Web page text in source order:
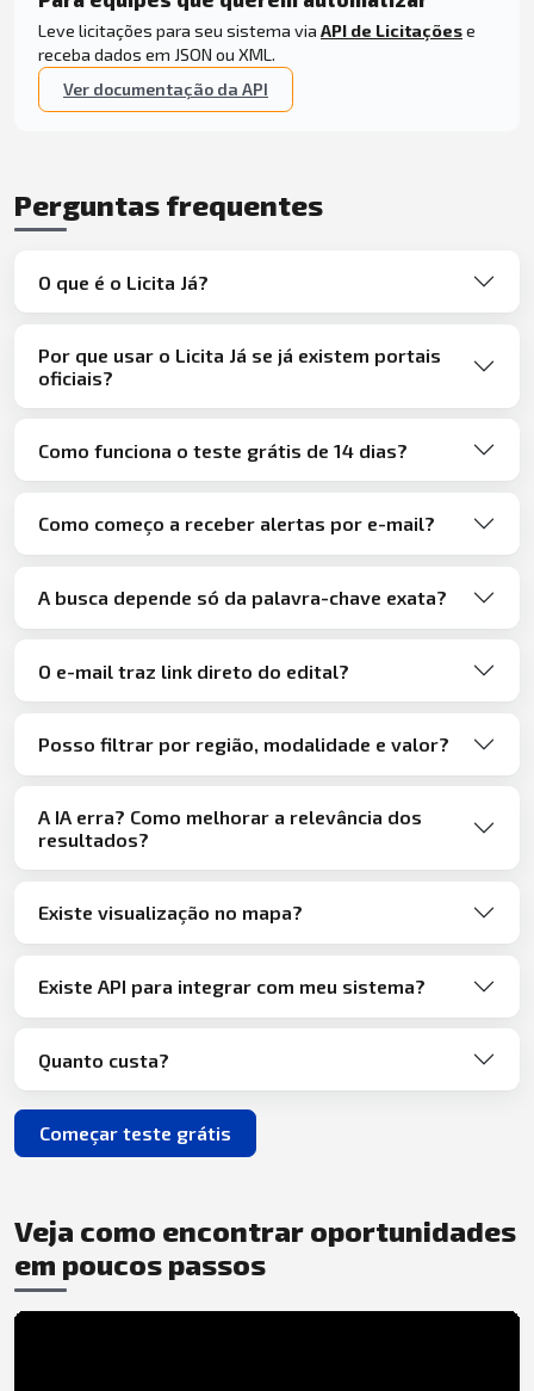
Leve licitações para seu sistema via API de Licitaçõese
receba dados em JSON ou XML.
Ver documentação da API
Perguntas frequentes
O que é o Licita Já?
Por que usar o Licita Já se já existem portais
oficiais?
Como funciona o teste grátis de 14 dias?
Como começo a receber alertas por e-mail?
A busca depende só da palavra-chave exata?
O e-mail traz link direto do edital?
Posso filtrar por região, modalidade e valor?
A IA erra? Como melhorar a relevância dos
resultados?
Existe visualização no mapa?
Existe API para integrar com meu sistema?
Quanto custa?
Começar teste grátis
Veja como encontrar oportunidades
em poucos passos